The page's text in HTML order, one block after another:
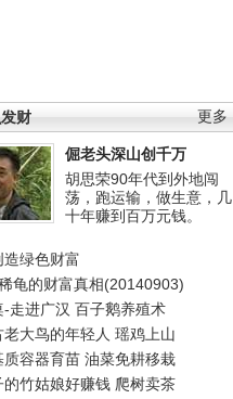
更多
财
倔老头深山创千万
胡思荣90年代到外地闯
荡，跑运输，做生意，几
十年赚到百万元钱。
造绿色财富
龟的财富真相(20140903)
走进广汉 百子鹅养殖术
大鸟的年轻人 瑶鸡上山
质容器育苗 油菜免耕移栽
的竹姑娘好赚钱 爬树卖茶